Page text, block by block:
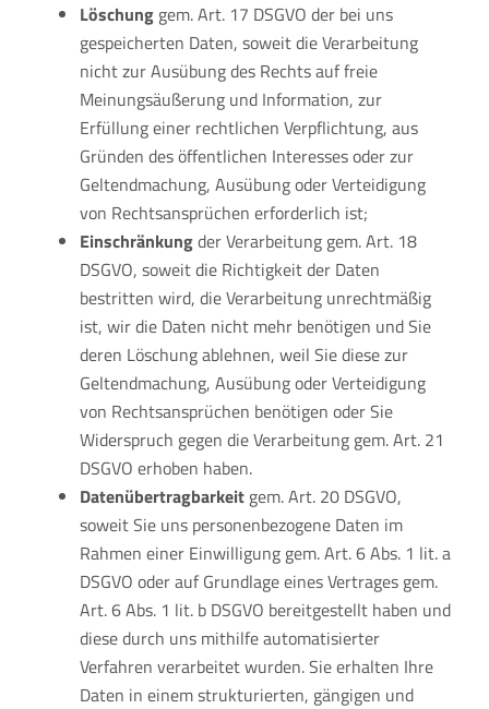
Löschunggem. Art. 17 DSGVO der bei uns
gespeicherten Daten, soweit die Verarbeitung
nicht zur Ausübung des Rechts auf freie
Meinungsäußerung und Information, zur
Erfüllung einer rechtlichen Verpflichtung, aus
Gründen des öffentlichen Interesses oder zur
Geltendmachung, Ausübung oder Verteidigung
von Rechtsansprüchen erforderlich ist;
Einschränkungder Verarbeitung gem. Art. 18
DSGVO, soweit die Richtigkeit der Daten
bestritten wird, die Verarbeitung unrechtmäßig
ist, wir die Daten nicht mehr benötigen und Sie
deren Löschung ablehnen, weil Sie diese zur
Geltendmachung, Ausübung oder Verteidigung
von Rechtsansprüchen benötigen oder Sie
Widerspruch gegen die Verarbeitung gem. Art. 21
DSGVO erhoben haben.
Datenübertragbarkeitgem. Art. 20 DSGVO,
soweit Sie uns personenbezogene Daten im
Rahmen einer Einwilligung gem. Art. 6 Abs. 1 lit. a
DSGVO oder auf Grundlage eines Vertrages gem.
Art. 6 Abs. 1 lit. b DSGVO bereitgestellt haben und
diese durch uns mithilfe automatisierter
Verfahren verarbeitet wurden. Sie erhalten Ihre
Daten in einem strukturierten, gängigen und